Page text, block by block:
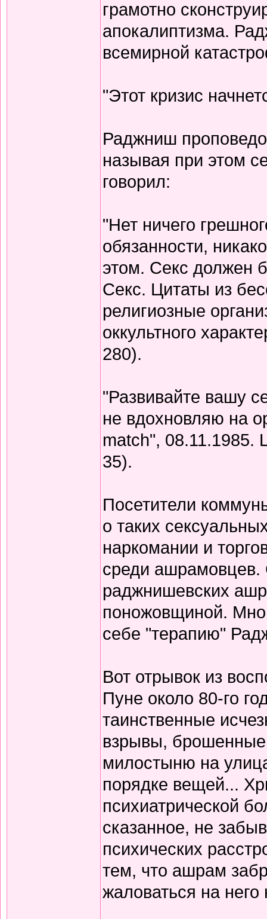
грамотно
апокалиптизма.
всемирной
"Этот кризис
Раджниш
называя при этом
говорил:
"Нет ничего
обязанности,
этом. Секс должен
Секс. Цитаты из
религиозные
оккультного
280).
"Развивайте вашу
не вдохновляю на
match", 08.11.1985.
35).
Посетители
о таких
наркомании и
среди ашрамовцев.
раджнишевских
поножовщиной.
себе "терапию"
Вот отрывок из
Пуне около 80-го
таинственные
взрывы,
милостыню на
порядке вещей...
психиатрической
сказанное, не
психических
тем, что ашрам
жаловаться на